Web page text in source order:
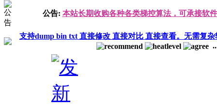
公告: 本站长期收购各种各类梯控算法，可承接软
支持dump bin txt 直接修改 直接对比 直接查看。无需复